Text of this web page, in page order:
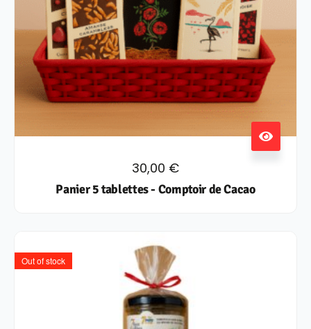
30,00 €
Panier 5 tablettes - Comptoir de Cacao
Out of stock